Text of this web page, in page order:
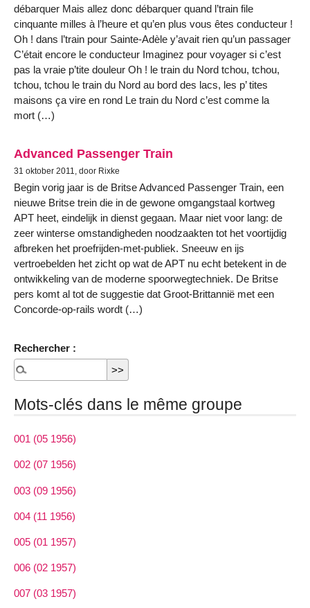
débarquer Mais allez donc débarquer quand l’train file
cinquante milles à l’heure et qu’en plus vous êtes conducteur !
Oh ! dans l’train pour Sainte-Adèle y’avait rien qu’un passager
C’était encore le conducteur Imaginez pour voyager si c’est
pas la vraie p’tite douleur Oh ! le train du Nord tchou, tchou,
tchou, tchou le train du Nord au bord des lacs, les p’ tites
maisons ça vire en rond Le train du Nord c’est comme la
mort (…)
Advanced Passenger Train
31 oktober 2011, door Rixke
Begin vorig jaar is de Britse Advanced Passenger Train, een
nieuwe Britse trein die in de gewone omgangstaal kortweg
APT heet, eindelijk in dienst gegaan. Maar niet voor lang: de
zeer winterse omstandigheden noodzaakten tot het voortijdig
afbreken het proefrijden-met-publiek. Sneeuw en ijs
vertroebelden het zicht op wat de APT nu echt betekent in de
ontwikkeling van de moderne spoorwegtechniek. De Britse
pers komt al tot de suggestie dat Groot-Brittannië met een
Concorde-op-rails wordt (…)
Rechercher :
Mots-clés dans le même groupe
001 (05 1956)
002 (07 1956)
003 (09 1956)
004 (11 1956)
005 (01 1957)
006 (02 1957)
007 (03 1957)